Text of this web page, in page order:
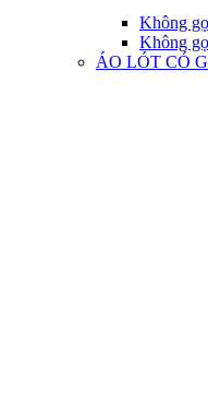
Không
Không
ÁO LÓT CÓ